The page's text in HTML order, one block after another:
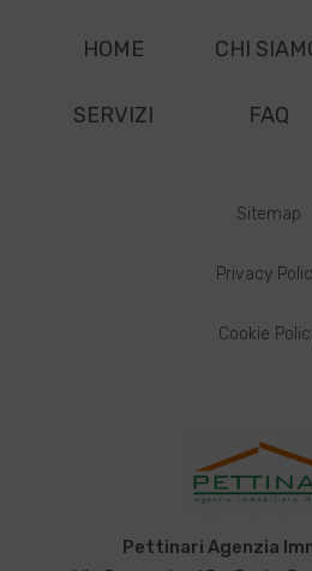
HOME CHI
SERVIZI FAQ
Sitemap
Privacy
Cookie
Pettinari Agenzia